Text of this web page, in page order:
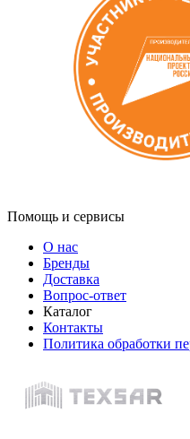
Помощь и сервисы
О нас
Бренды
Доставка
Вопрос-ответ
Каталог
Контакты
Политика обработки